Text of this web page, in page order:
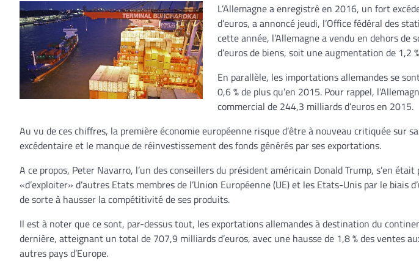
L’Allemagne a enregistré en 2016, un fort
d’euros, a annoncé jeudi, l’Office fédéral des
cette année, l’Allemagne a vendu en dehors
d’euros de biens, soit une augmentation de 1,2
En parallèle, les importations allemandes se
0,6 % de plus qu’en 2015. Pour rappel,
commercial de 244,3 milliards d’euros en 2015.
Au vu de ces chiffres, la première économie européenne risque d’être à nouveau critiquée sur
excédentaire et le manque de réinvestissement des fonds générés par ses exportations.
A ce propos, Peter Navarro, l’un des conseillers du président américain Donald Trump, s’en
«d’exploiter» d’autres Etats membres de l’Union Européenne (UE) et les Etats-Unis par le biais
de sorte à hausser la compétitivité de ses produits.
Il est à noter que ce sont, par-dessus tout, les exportations allemandes à destination du
dernière, atteignant un total de 707,9 milliards d’euros, avec une hausse de 1,8 % des ventes
autres pays d’Europe.